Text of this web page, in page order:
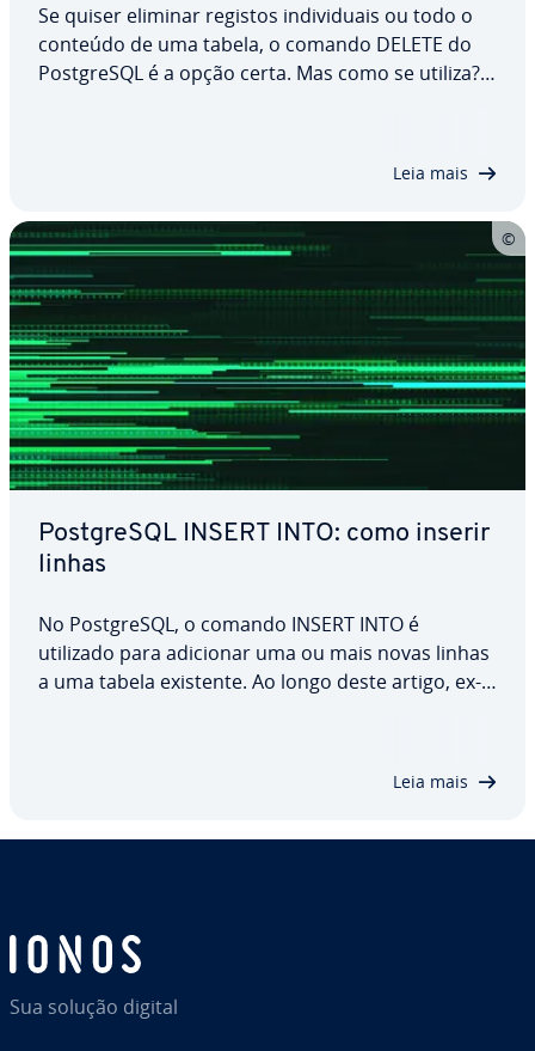
Se quiser eliminar registos in­di­vi­du­ais ou todo o
conteúdo de uma tabela, o comando DELETE do
Post­greSQL é a opção certa. Mas como se utiliza?
Leia mais
Post­greSQL INSERT INTO: como inserir
linhas
No Post­greSQL, o comando INSERT INTO é
utilizado para adicionar uma ou mais novas linhas
a uma tabela existente. Ao longo deste artigo, ex­
Leia mais
Sua solução digital